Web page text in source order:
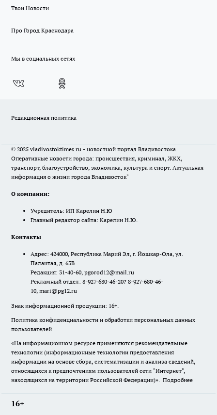
Твои Новости
Про Город Краснодара
Мы в социальных сетях
Редакционная политика
© 2025 vladivostoktimes.ru - новостной портал Владивостока.
Оперативные новости города: происшествия, криминал, ЖКХ,
транспорт, благоустройство, экономика, культура и спорт. Актуальная
информация о жизни города Владивосток"
О компании:
Учредитель: ИП Карелин Н.Ю
Главный редактор сайта: Карелин Н.Ю.
Контакты
Адрес: 424000, Республика Марий Эл, г. Йошкар-Ола, ул.
Палантая, д. 63В
Редакция: 31-40-60, pgorod12@mail.ru
Рекламный отдел: 8-927-680-46-20? 8-927-680-46-
10, mari@pg12.ru
Знак информационной продукции: 16+.
Политика конфиденциальности и обработки персональных данных
пользователей
«На информационном ресурсе применяются рекомендательные
технологии (информационные технологии предоставления
информации на основе сбора, систематизации и анализа сведений,
относящихся к предпочтениям пользователей сети "Интернет",
находящихся на территории Российской Федерации)». Подробнее
16+